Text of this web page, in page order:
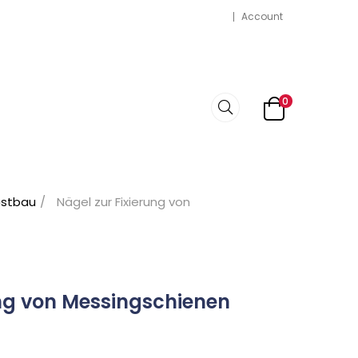
Account
0
Nägel zur Fixierung von
von Messingschienen